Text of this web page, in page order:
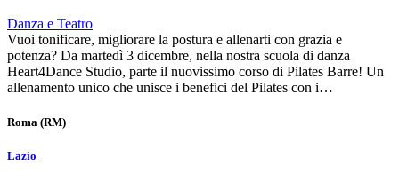
Danza e Teatro
Vuoi tonificare, migliorare la postura e allenarti con grazia e
potenza? Da martedì 3 dicembre, nella nostra scuola di danza
Heart4Dance Studio, parte il nuovissimo corso di Pilates Barre! Un
allenamento unico che unisce i benefici del Pilates con i…
Roma (RM)
Lazio